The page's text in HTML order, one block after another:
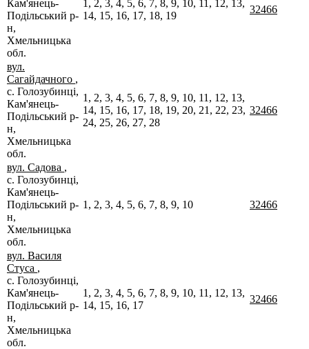
Кам'янець-
Подільський р-
н,
Хмельницька
обл.
1, 2, 3, 4, 5, 6, 7, 8, 9, 10, 11, 12, 13,
14, 15, 16, 17, 18, 19
32466
вул.
Сагайдачного ,
с. Голозубинці,
Кам'янець-
Подільський р-
н,
Хмельницька
обл.
1, 2, 3, 4, 5, 6, 7, 8, 9, 10, 11, 12, 13,
14, 15, 16, 17, 18, 19, 20, 21, 22, 23,
24, 25, 26, 27, 28
32466
вул. Садова ,
с. Голозубинці,
Кам'янець-
Подільський р-
н,
Хмельницька
обл.
1, 2, 3, 4, 5, 6, 7, 8, 9, 10 32466
вул. Василя
Стуса ,
с. Голозубинці,
Кам'янець-
Подільський р-
н,
Хмельницька
обл.
1, 2, 3, 4, 5, 6, 7, 8, 9, 10, 11, 12, 13,
14, 15, 16, 17
32466